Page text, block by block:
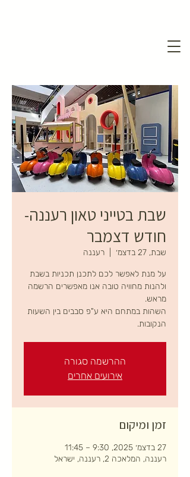
שבת בטייני טאון רעננה-
חודש דצמבר
שבת, 27 בדצמ׳ רעננה
על מנת לאפשר לכם לתכנן תכניות בשבת
ולהנות מחוויה טובה אנו מאפשרים הרשמה
השהות במתחם היא ע"פ סבבים בין השעות
הנקובות.
ההרשמה סגורה
אירועים אחרים
זמן ומיקום
27 בדצמ׳ 2025, 9:30 – 11:45
רעננה, המלאכה 2, רעננה, ישראל